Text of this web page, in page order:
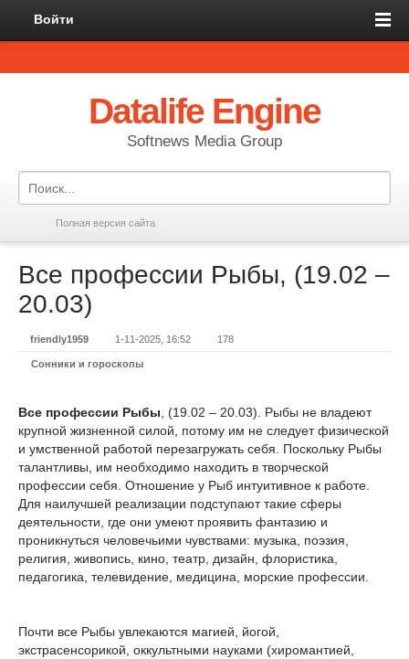
Войти
Datalife Engine
Softnews Media Group
Полная версия сайта
Все профессии Рыбы, (19.02 –
20.03)
friendly1959 1-11-2025, 16:52 178
Сонники и гороскопы
Все профессии Рыбы , (19.02 – 20.03). Рыбы не владеют
крупной жизненной силой, потому им не следует физической
и умственной работой перезагружать себя. Поскольку Рыбы
талантливы, им необходимо находить в творческой
профессии себя. Отношение у Рыб интуитивное к работе.
Для наилучшей реализации подступают такие сферы
деятельности, где они умеют проявить фантазию и
проникнуться человечьими чувствами: музыка, поэзия,
религия, живопись, кино, театр, дизайн, флористика,
педагогика, телевидение, медицина, морские профессии.
Почти все Рыбы увлекаются магией, йогой,
экстрасенсорикой, оккультными науками (хиромантией,